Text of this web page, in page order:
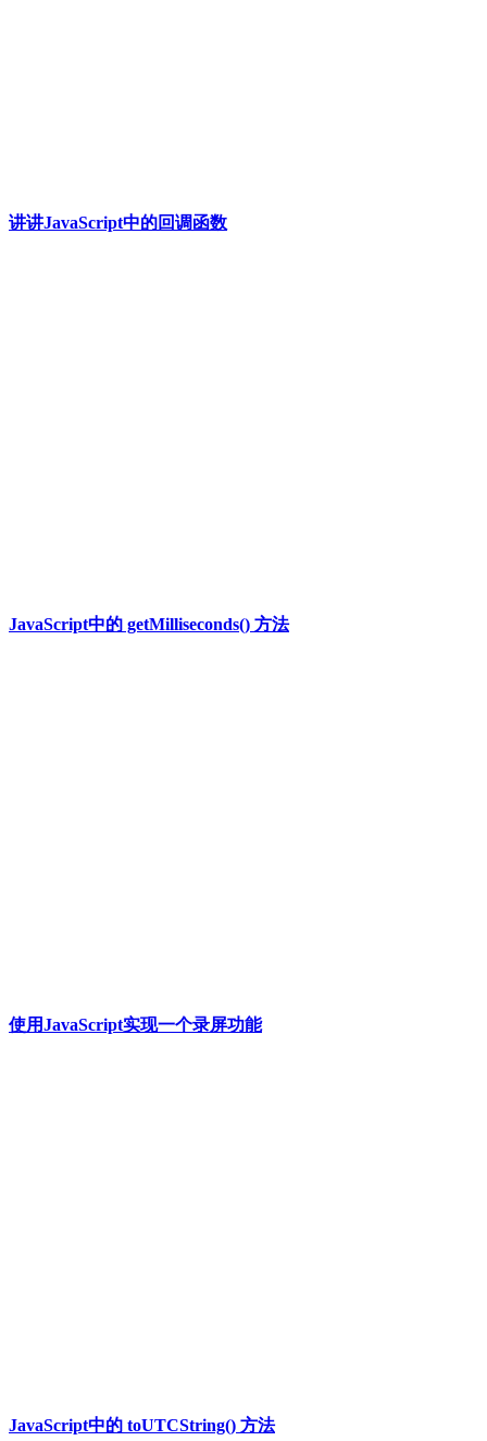
讲讲JavaScript中的回调函数
JavaScript中的 getMilliseconds() 方法
使用JavaScript实现一个录屏功能
JavaScript中的 toUTCString() 方法